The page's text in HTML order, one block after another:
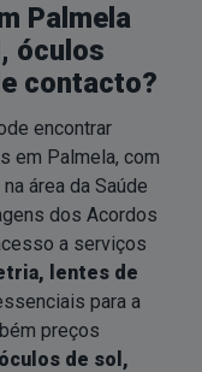
Palmela
óculos
contacto?
encontrar
em Palmela, com
área da Saúde
dos Acordos
a serviços
lentes de
para a
preços
óculos de sol,